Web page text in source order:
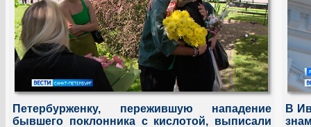
Петербурженку, пережившую нападение
бывшего поклонника с кислотой, выписали
В